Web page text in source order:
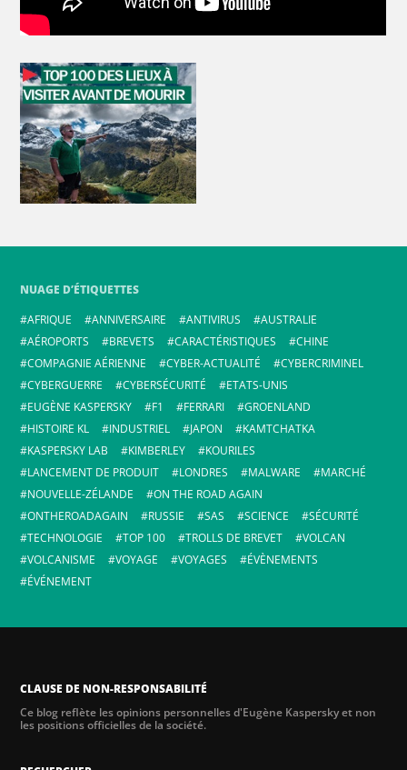
NUAGE D’ÉTIQUETTES
AFRIQUE
ANNIVERSAIRE ANTIVIRUS
AUSTRALIE
AÉROPORTS
BREVETS CARACTÉRISTIQUES
CHINE
COMPAGNIE AÉRIENNE
CYBER-ACTUALITÉ
CYBERCRIMINEL
CYBERGUERRE
CYBERSÉCURITÉ
ETATS-UNIS
EUGÈNE KASPERSKY
F1 FERRARI
GROENLAND
HISTOIRE KL
INDUSTRIEL JAPON
KAMTCHATKA
KASPERSKY LAB
KIMBERLEY
KOURILES
LANCEMENT DE PRODUIT
LONDRES MALWARE
MARCHÉ
NOUVELLE-ZÉLANDE
ON THE ROAD AGAIN
ONTHEROADAGAIN
RUSSIE SAS SCIENCE
SÉCURITÉ
TECHNOLOGIE
TOP 100 TROLLS DE BREVET
VOLCAN
VOLCANISME
VOYAGE VOYAGES
ÉVÈNEMENTS
ÉVÉNEMENT
CLAUSE DE NON-RESPONSABILITÉ
Ce blog reflète les opinions personnelles d'Eugène Kaspersky et non
les positions officielles de la société.